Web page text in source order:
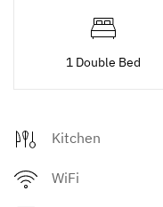
1 Double Bed
Kitchen
WiFi